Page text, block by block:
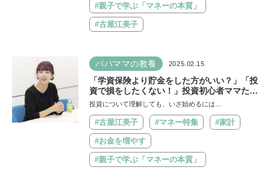
#親子で学ぶ「マネーの本質」
#古屋江美子
パパママの教養 2025.02.15
「学資保険より貯金をした方がいい？」「投
資で損をしたくない！」投資初心者ママたち
の本音にマネーのプロが真剣回答【連載第6
投資について理解しても、いざ始めるには…
#古屋江美子 #マネー特集 #家計
#お金を増やす
#親子で学ぶ「マネーの本質」